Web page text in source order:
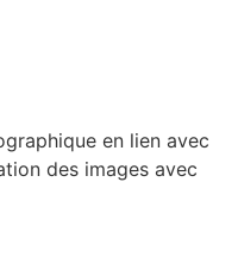
en lien avec
des images avec